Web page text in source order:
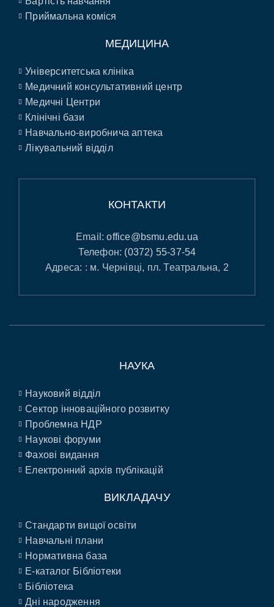
Приймальна коміся
МЕДИЦИНА
Університетська клініка
Медичний консультативний центр
Медичні Центри
Клінічні бази
Навчально-виробнича аптека
Лікувальний відділ
КОНТАКТИ
Email:office@bsmu.edu.ua
Телефон: (0372) 55-37-54
Адреса: : м. Чернівці, пл. Театральна, 2
НАУКА
Науковий відділ
Сектор інноваційного розвитку
Проблемна НДР
Наукові форуми
Фахові видання
Електронний архів публікацій
ВИКЛАДАЧУ
Стандарти вищої освіти
Навчальні плани
Нормативна база
E-каталог Бібліотеки
Бібліотека
Дні народження